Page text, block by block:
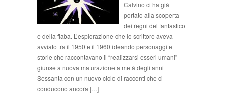
Calvino ci ha già
portato alla scoperta
dei regni del fantastico
e della fiaba. L’esplorazione che lo scrittore aveva
avviato tra il 1950 e il 1960 ideando personaggi e
storie che raccontavano il “realizzarsi esseri umani”
giunse a nuova maturazione a metà degli anni
Sessanta con un nuovo ciclo di racconti che ci
conducono ancora […]